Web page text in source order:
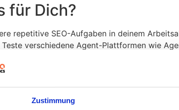
Zustimmung
für Dich?
repetitive SEO-Aufgaben in deinem
Teste verschiedene Agent-Plattformen wie
Aufgaben lohnt es sich, eigene „Skills“
menschliche Überprüfungs- und
dass der KI-Agent Zugriff auf relevante